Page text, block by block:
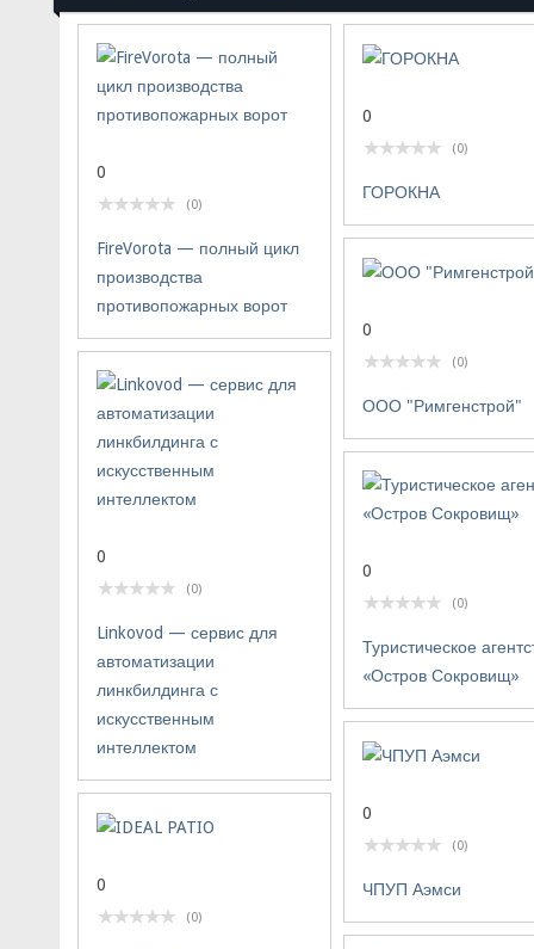
0
(0)
FireVorota — полный цикл
производства
противопожарных ворот
0
(0)
ГОРОКНА
0
(0)
ООО "Римгенстрой"
0
(0)
Linkovod — сервис для
автоматизации
линкбилдинга с
искусственным
интеллектом
0
(0)
Туристическое
«Остров Сокровищ»
0
(0)
ЧПУП Аэмси
0
(0)